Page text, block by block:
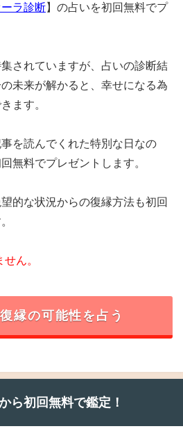
ーラ診断】の占いを初回無料でプ
されていますが、占いの診断結
未来が解かると、幸せになる為
ます。
を読んでくれた特別な日なの
無料でプレゼントします。
的な状況からの復縁方法も初回
ん。
縁の可能性を占う
ら初回無料で鑑定！